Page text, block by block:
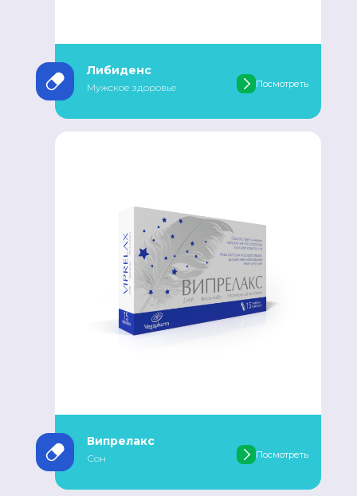
Либиденс
Мужское здоровье Посмотреть
Випрелакс
Сон Посмотреть